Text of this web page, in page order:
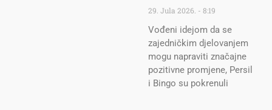
29. Jula 2026. 8:19
Vođeni idejom da se
zajedničkim djelovanjem
mogu napraviti značajne
pozitivne promjene, Persil
i Bingo su pokrenuli